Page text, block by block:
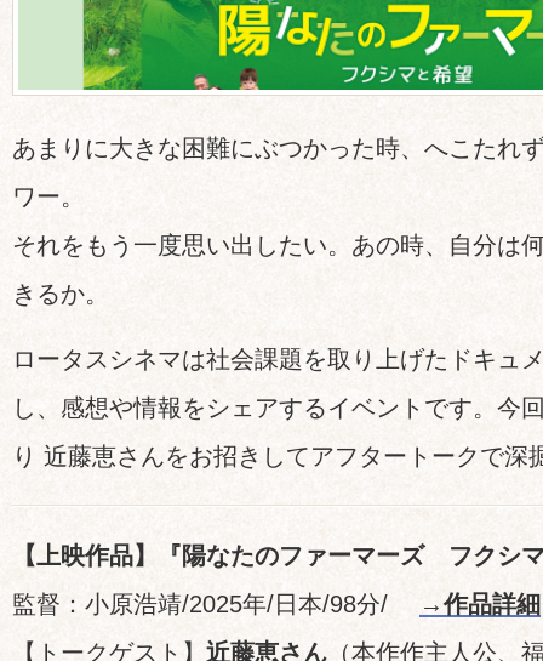
あまりに大きな困難にぶつかった時、へこたれ
ワー。
それをもう一度思い出したい。あの時、自分は
きるか。
ロータスシネマは社会課題を取り上げたドキュ
し、感想や情報をシェアするイベントです。今
り 近藤恵さんをお招きしてアフタートークで深
【上映作品】『陽なたのファーマーズ フクシ
監督：小原浩靖/2025年/日本/98分/
→作品詳細
【トークゲスト】 近藤恵さん （本作作主人公、